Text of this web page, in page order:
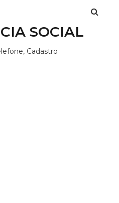
SOCIAL
Cadastro